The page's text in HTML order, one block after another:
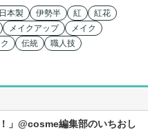
日本製 伊勢半 紅
紅花
メイクアップ
メイク
伝統 職人技
」@cosme編集部のいちおし